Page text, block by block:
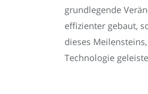
grundlegende
effizienter gebaut,
dieses
Technologie